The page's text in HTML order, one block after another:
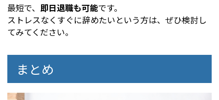
最短で、 即日退職も可能です。
ストレスなくすぐに辞めたいという方は、ぜひ検討し
てみてください。
まとめ